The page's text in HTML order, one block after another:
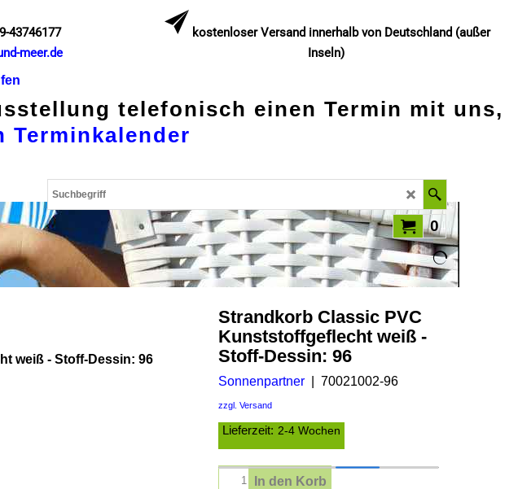
43746177
meer.de
kostenloser Versand innerhalb von Deutschland (außer
Inseln)
telefonisch einen Termin mit uns,
Terminkalender
0
Strandkorb Classic PVC
Kunststoffgeflecht weiß -
Stoff-Dessin: 96
Sonnenpartner 70021002-96
zzgl. Versand
Lieferzeit: 2-4 Wochen
In den Korb
weiß - Stoff-Dessin: 96